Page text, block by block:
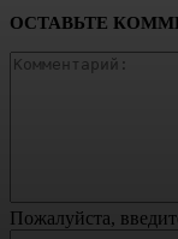
ОСТАВЬТЕ
Пожалуйста,